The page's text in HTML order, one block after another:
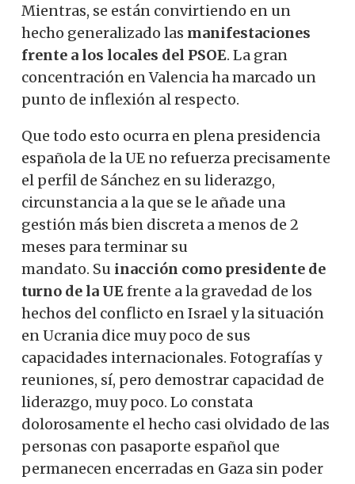
Mientras, se están convirtiendo en un
hecho generalizado las manifestaciones
frente a los locales del PSOE. La gran
concentración en Valencia ha marcado un
punto de inflexión al respecto.
Que todo esto ocurra en plena presidencia
española de la UE no refuerza precisamente
el perfil de Sánchez en su liderazgo,
circunstancia a la que se le añade una
gestión más bien discreta a menos de 2
meses para terminar su
mandato. Su inacción como presidente de
turno de la UEfrente a la gravedad de los
hechos del conflicto en Israel y la situación
en Ucrania dice muy poco de sus
capacidades internacionales. Fotografías y
reuniones, sí, pero demostrar capacidad de
liderazgo, muy poco. Lo constata
dolorosamente el hecho casi olvidado de las
personas con pasaporte español que
permanecen encerradas en Gaza sin poder